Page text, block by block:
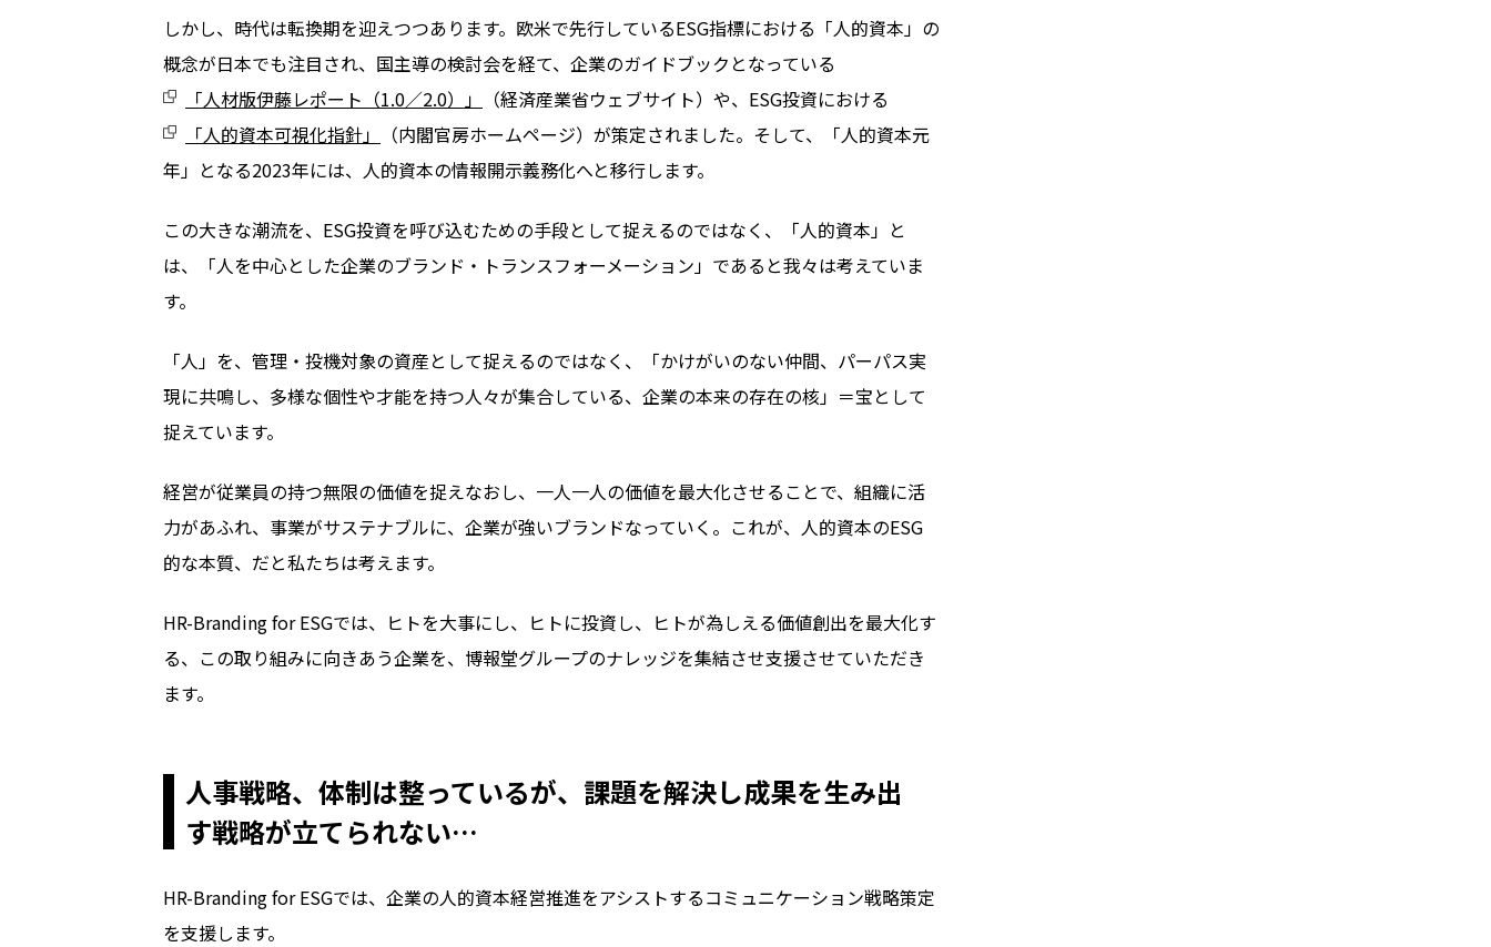
しかし、時代は転換期を迎えつつあります。欧米で先行しているESG指標における「人的資本」の
概念が日本でも注目され、国主導の検討会を経て、企業のガイドブックとなっている
「人材版伊藤レポート（1.0／2.0）
」 （経済産業省ウェブサイト）や、 ESG投資における
「人的資本可視化指針」
（内閣官房ホームページ）が策定されました。そして、「人的資本元
年」となる2023年には、人的資本の情報開示義務化へと移行します。
この大きな潮流を、 ESG投資を呼び込むための手段として捉えるのではなく、「人的資本」と
は、「人を中心とした企業のブランド・トランスフォーメーション」であると我々は考えていま
す。
「人」を、管理・投機対象の資産として捉えるのではなく、「かけがいのない仲間、パーパス実
現に共鳴し、多様な個性や才能を持つ人々が集合している、企業の本来の存在の核」＝宝として
捉えています。
経営が従業員の持つ無限の価値を捉えなおし、一人一人の価値を最大化させることで、組織に活
力があふれ、事業がサステナブルに、企業が強いブランドなっていく。これが、人的資本のESG
的な本質、だと私たちは考えます。
HR-Branding for ESGでは、ヒトを大事にし、ヒトに投資し、ヒトが為しえる価値創出を最大化す
る、この取り組みに向きあう企業を、博報堂グループのナレッジを集結させ支援させていただき
ます。
人事戦略、体制は整っているが、課題を解決し成果を生み出
す戦略が立てられない…
HR-Branding for ESGでは、企業の人的資本経営推進をアシストするコミュニケーション戦略策定
を支援します。